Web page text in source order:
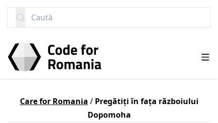
Caută
Care for Romania / Pregătiți în fața războiului
Dopomoha